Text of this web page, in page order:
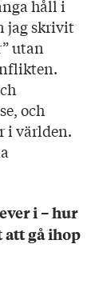
håll i
jag skrivit
utan
och
i världen.
i – hur
att gå ihop